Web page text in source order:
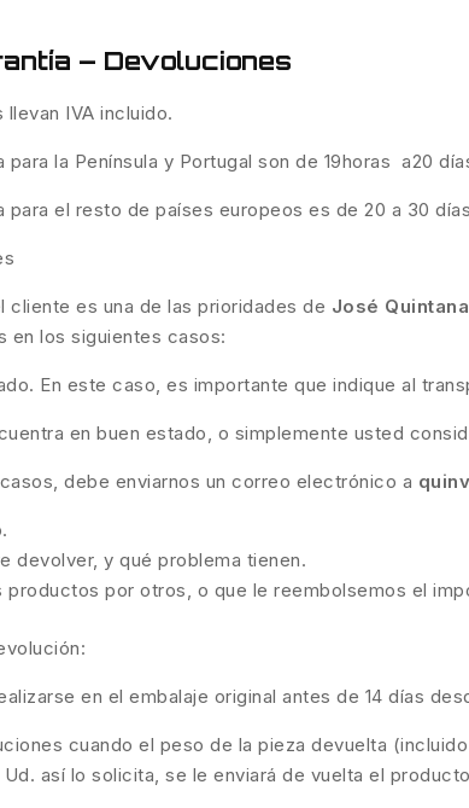
– Devoluciones
IVA incluido.
para la Península y Portugal son de 19horas a20
para el resto de países europeos es de 20 a 30
es una de las prioridades de José
en los siguientes casos:
En este caso, es importante que indique al
en buen estado, o simplemente usted
debe enviarnos un correo electrónico a
devolver, y qué problema tienen.
productos por otros, o que le reembolsemos el
en el embalaje original antes de 14 días
cuando el peso de la pieza devuelta
así lo solicita, se le enviará de vuelta el